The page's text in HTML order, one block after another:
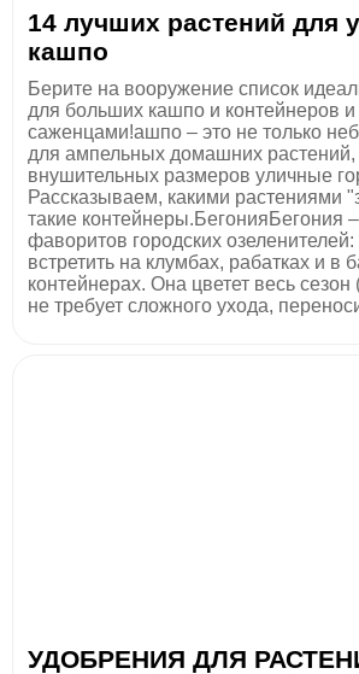
14 лучших растений для
кашпо
Берите на вооружение список
для больших кашпо и контейнеров и
саженцами!ашпо – это не только
для ампельных домашних растений,
внушительных размеров уличные
Рассказываем, какими растениями
такие контейнеры.БегонияБегония
фаворитов городских
встретить на клумбах, рабатках и в
контейнерах. Она цветет весь сезон
не требует сложного ухода,
УДОБРЕНИЯ ДЛЯ